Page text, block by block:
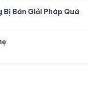
Bị Bán Giải Pháp Quá